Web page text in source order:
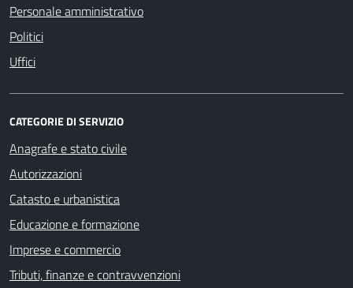
Personale amministrativo
Politici
Uffici
CATEGORIE DI SERVIZIO
Anagrafe e stato civile
Autorizzazioni
Catasto e urbanistica
Educazione e formazione
Imprese e commercio
Tributi, finanze e contravvenzioni